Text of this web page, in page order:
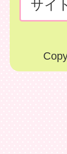
サイ